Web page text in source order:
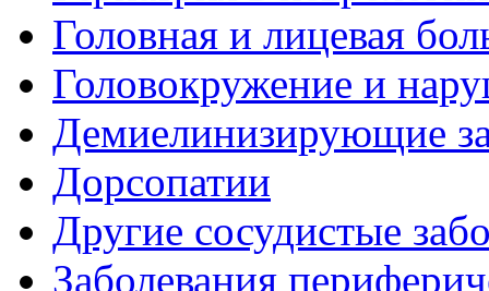
Головная и лицевая
Головокружение и
Демиелинизирующие
Дорсопатии
Другие сосудистые
Заболевания